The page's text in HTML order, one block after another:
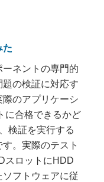
た
ネントの専門的
の検証に対応す
のアプリケーシ
に合格できるかど
検証を実行する
。実際のテスト
スロットにHDD
フトウェアに従